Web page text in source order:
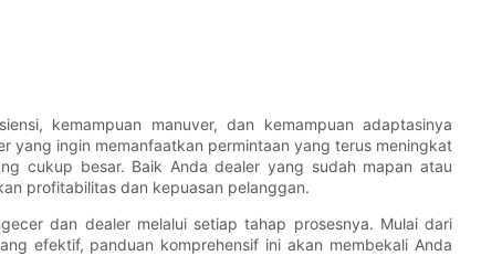
kemampuan manuver, dan kemampuan adaptasinya
yang ingin memanfaatkan permintaan yang terus meningkat
cukup besar. Baik Anda dealer yang sudah mapan atau
profitabilitas dan kepuasan pelanggan.
dan dealer melalui setiap tahap prosesnya. Mulai dari
efektif, panduan komprehensif ini akan membekali Anda